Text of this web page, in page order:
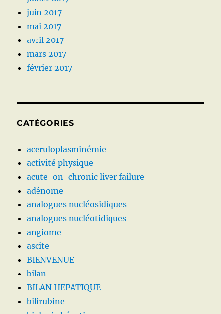
juin 2017
mai 2017
avril 2017
mars 2017
février 2017
CATÉGORIES
aceruloplasminémie
activité physique
acute-on-chronic liver failure
adénome
analogues nucléosidiques
analogues nucléotidiques
angiome
ascite
BIENVENUE
bilan
BILAN HEPATIQUE
bilirubine